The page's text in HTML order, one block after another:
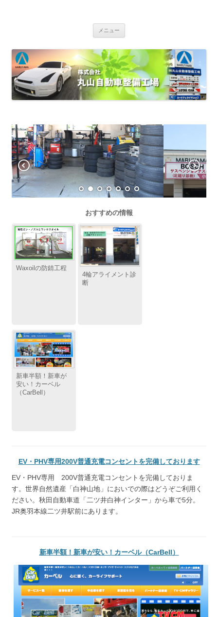
車検・定期点検・一般修理・板金塗装・オイル交換・各種部品用品販
用200V普通充電コンセント完備
メニュー
おすすめの情報
Waxoilの防錆工程
4輪アライメント診
断
新車半額！新車が
安い！カーベル
（CarBell）
EV・PHV専用200V普通充電コンセントを完備しております
EV・PHV専用 200V普通充電コンセントを完備しておりま
す。世界自然遺産「白神山地」においでの際はどうぞご利用く
ださい。秋田自動車道「二ツ井白神インター」から車で5分。
JR奥羽本線二ツ井駅前にあります。
新車半額！新車が安い！カーベル（CarBell）